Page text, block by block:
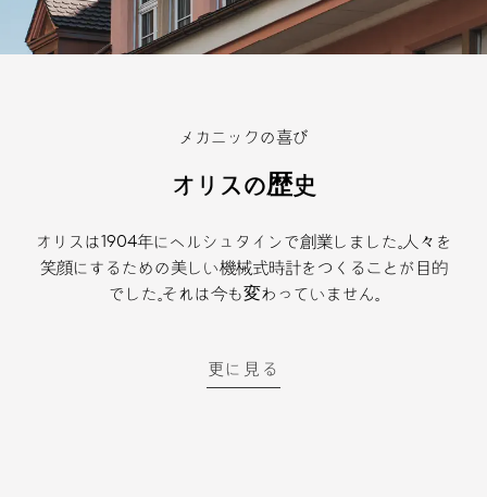
メカニックの喜び
オリスの歴史
オリスは1904年にヘルシュタインで創業しました。人々を
笑顔にするための美しい機械式時計をつくることが目的
でした。それは今も変わっていません。
更に見る